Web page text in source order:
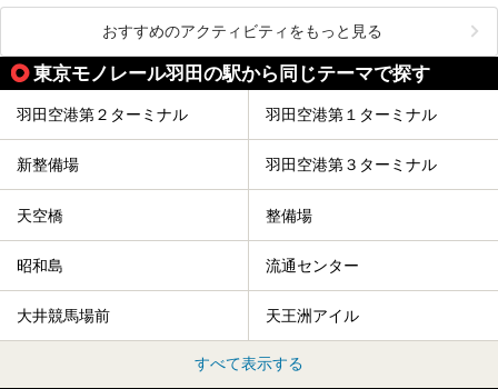
おすすめのアクティビティをもっと見る
東京モノレール羽田の駅から同じテーマで探す
羽田空港第２ターミナル 羽田空港第１ターミナル
新整備場 羽田空港第３ターミナル
天空橋 整備場
昭和島 流通センター
大井競馬場前 天王洲アイル
すべて表示する